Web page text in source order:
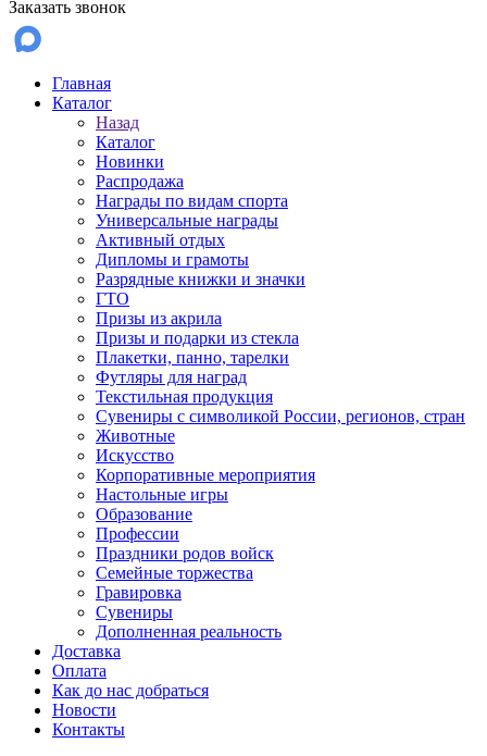
Заказать звонок
Главная
Каталог
Назад
Каталог
Новинки
Распродажа
Награды по видам спорта
Универсальные награды
Активный отдых
Дипломы и грамоты
Разрядные книжки и значки
ГТО
Призы из акрила
Призы и подарки из стекла
Плакетки, панно, тарелки
Футляры для наград
Текстильная продукция
Сувениры с символикой России, регионов, стран
Животные
Искусство
Корпоративные мероприятия
Настольные игры
Образование
Профессии
Праздники родов войск
Семейные торжества
Гравировка
Сувениры
Дополненная реальность
Доставка
Оплата
Как до нас добраться
Новости
Контакты